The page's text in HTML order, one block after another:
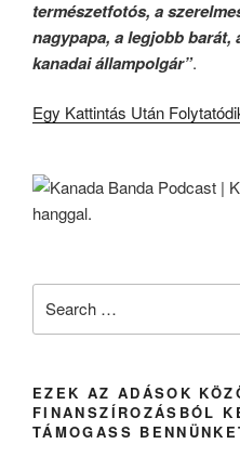
természetfotós, a
nagypapa, a legjobb
kanadai állampolgár”.
Egy Kattintás Után
for:
EZEK AZ ADÁSOK
FINANSZÍROZÁSBÓL
TÁMOGASS